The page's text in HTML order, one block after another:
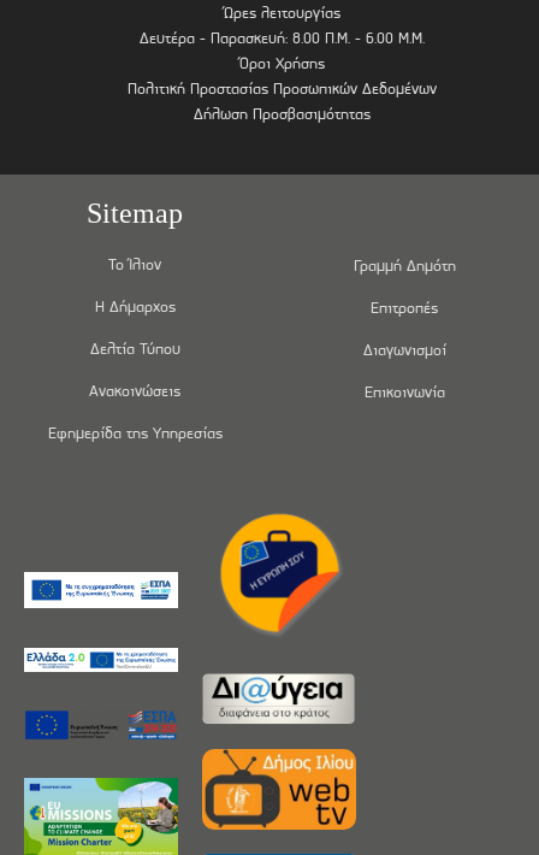
Ώρες λειτουργίας
Δευτέρα - Παρασκευή: 8.00 Π.Μ. - 6.00 Μ.Μ.
Όροι Χρήσης
Πολιτική Προστασίας Προσωπικών Δεδομένων
Δήλωση Προσβασιμότητας
Sitemap
Το Ίλιον
Η Δήμαρχος
Δελτία Τύπου
Ανακοινώσεις
Εφημερίδα της Υπηρεσίας
Γραμμή Δημότη
Επιτροπές
Διαγωνισμοί
Επικοινωνία